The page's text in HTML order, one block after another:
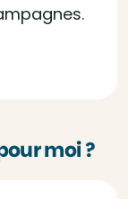
moi ?